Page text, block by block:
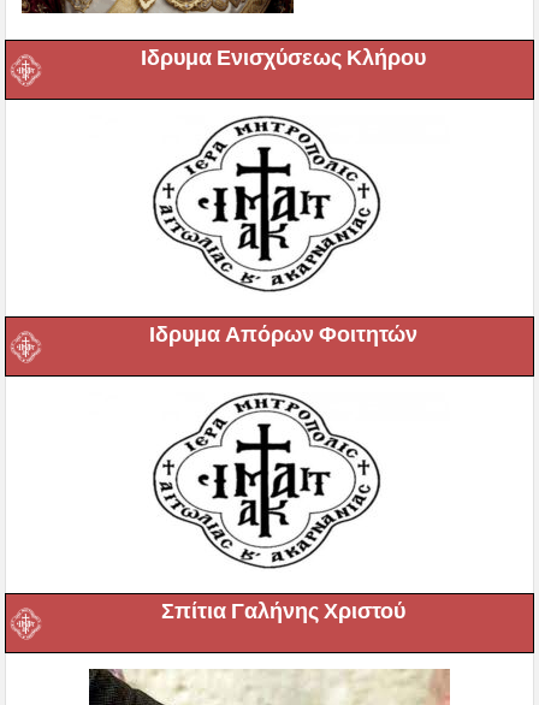
Ιδρυμα Ενισχύσεως Κλήρου
Ιδρυμα Απόρων Φοιτητών
Σπίτια Γαλήνης Χριστού